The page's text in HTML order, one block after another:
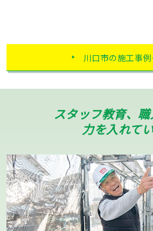
川口市の施工事
スタッフ教育、
力を入れて